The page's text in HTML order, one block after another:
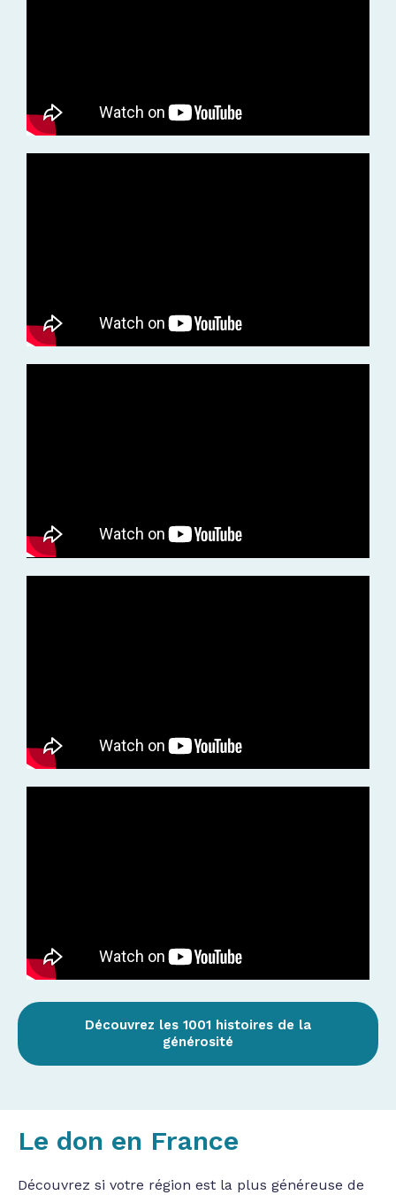
Découvrez les 1001 histoires de la
générosité
Le don en France
Découvrez si votre région est la plus généreuse de